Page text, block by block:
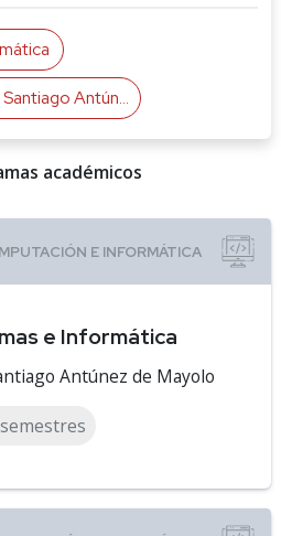
Antúnez de Mayolo
académicos
e Informática
Antúnez de Mayolo